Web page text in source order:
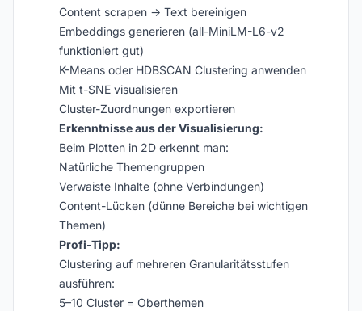
Content scrapen → Text bereinigen
Embeddings generieren (all-MiniLM-L6-v2
funktioniert gut)
K-Means oder HDBSCAN Clustering anwenden
Mit t-SNE visualisieren
Cluster-Zuordnungen exportieren
Erkenntnisse aus der Visualisierung:
Beim Plotten in 2D erkennt man:
Natürliche Themengruppen
Verwaiste Inhalte (ohne Verbindungen)
Content-Lücken (dünne Bereiche bei wichtigen
Themen)
Profi-Tipp:
Clustering auf mehreren Granularitätsstufen
ausführen:
5–10 Cluster = Oberthemen